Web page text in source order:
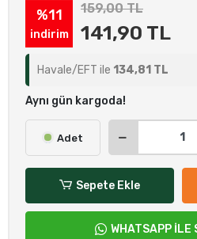
%11
indirim
159,00 TL
141,90 TL
Havale/EFT ile 134,81 TL
Aynı gün kargoda!
Adet
Sepete Ekle
WHATSAPP İLE